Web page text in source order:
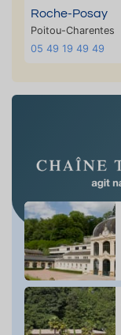
Roche-Posay
Poitou-Charentes
05 49 19 49 49